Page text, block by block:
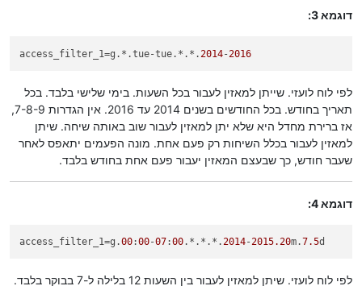
דוגמא 3:
access_filter_1=g.*.tue-tue.*.*. 2014-2016
לפי לוח לועזי. שייתן למאזין לעבור בכל השעות. בימי שלישי בלבד. בכל
תאריך בחודש. בכל החודשים בשנים 2014 עד 2016. אין הגדרות 7-8-9,
אז ברירת מחדל היא שלא יתן למאזין לעבור שוב באותה שיחה. שיתן
למאזין לעבור בכלל השיחות רק פעם אחת. מונה הפעמים יתאפס לאחר
שעבר חודש, כך שבעצם המאזין יעבור פעם אחת בחודש בלבד.
דוגמא 4:
access_filter_1=g.00:00-07:00.*.*.*.2014-2015.20m.7.5d
לפי לוח לועזי. שיתן למאזין לעבור בין השעות 12 בלילה ל-7 בבוקר בלבד.